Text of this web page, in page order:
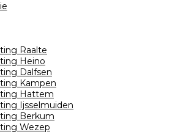
Raalte
Heino
Dalfsen
Kampen
Hattem
Ijsselmuiden
Berkum
Wezep